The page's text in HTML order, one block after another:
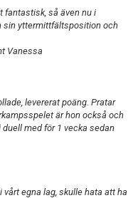
fantastisk, så även nu i
sin yttermittfältsposition och
Vanessa
levererat poäng. Pratar
är hon också och
med för 1 vecka sedan
egna lag, skulle hata att ha